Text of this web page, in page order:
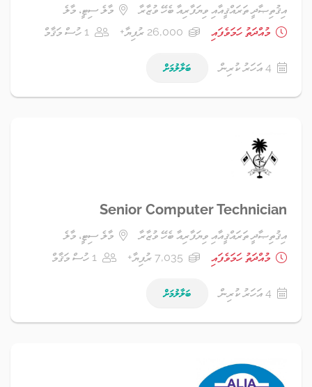
އިޤުތިޞާދީ ތަރައްޤީއާއި ވިޔަފާރިއާ ބެހޭ ވުޒާރާ
މާލެ ސިޓީ، މާލެ
މުއްދަތު ހަމަވެފައި
26,000 ރުފިޔާ+ 1 ހުސް މަޤާމް
4 އަހަރު ކުރިން ބަލާލުމަށް
Senior Computer Technician
އިޤުތިޞާދީ ތަރައްޤީއާއި ވިޔަފާރިއާ ބެހޭ ވުޒާރާ
މާލެ ސިޓީ، މާލެ
މުއްދަތު ހަމަވެފައި
7,035 ރުފިޔާ+ 1 ހުސް މަޤާމް
4 އަހަރު ކުރިން ބަލާލުމަށް